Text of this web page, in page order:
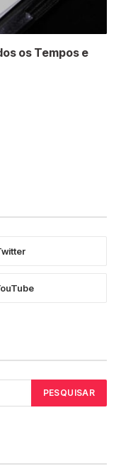
os Tempos e